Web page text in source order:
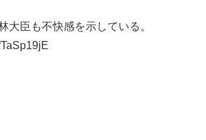
臣も不快感を示している。